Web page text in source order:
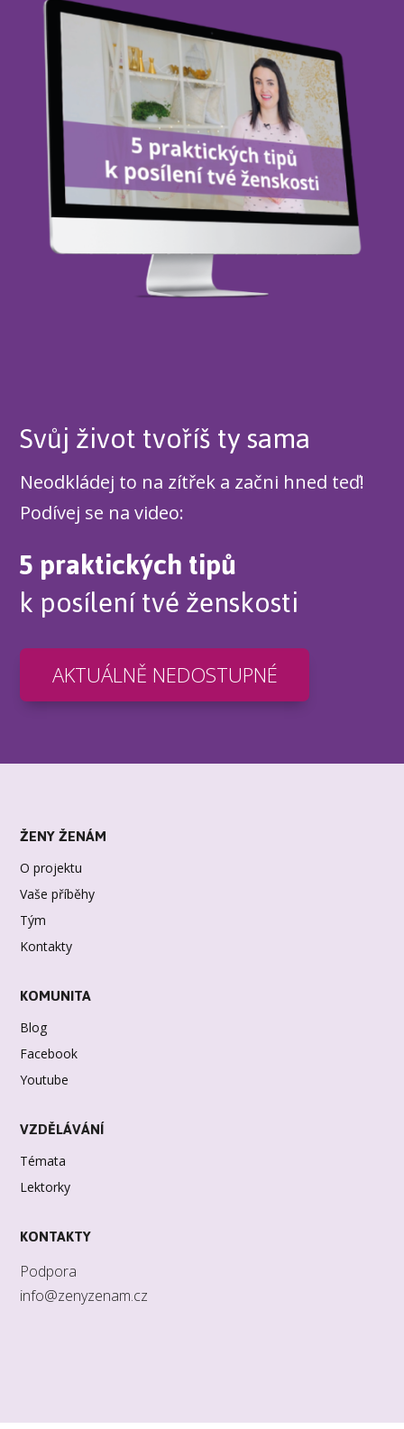
Svůj život tvoříš ty sama
Neodkládej to na zítřek a začni hned teď!
Podívej se na video:
5 praktických tipů
k posílení tvé ženskosti
AKTUÁLNĚ NEDOSTUPNÉ
ŽENY ŽENÁM
O projektu
Vaše příběhy
Tým
Kontakty
KOMUNITA
Blog
Facebook
Youtube
VZDĚLÁVÁNÍ
Témata
Lektorky
KONTAKTY
Podpora
info@zenyzenam.cz